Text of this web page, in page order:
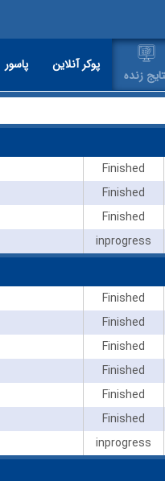
زنده
پوکر آنلاین پاسور
Finished
Finished
Finished
inprogress
Finished
Finished
Finished
Finished
Finished
Finished
inprogress